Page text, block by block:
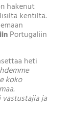
hakenut
kentiltä.
Portugaliin
heti
koko
vastustajia ja